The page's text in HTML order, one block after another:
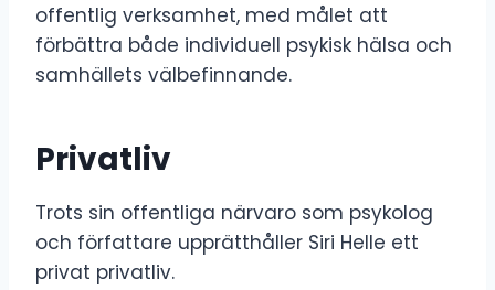
offentlig verksamhet, med målet att
förbättra både individuell psykisk hälsa och
samhällets välbefinnande.
Privatliv
Trots sin offentliga närvaro som psykolog
och författare upprätthåller Siri Helle ett
privat privatliv.